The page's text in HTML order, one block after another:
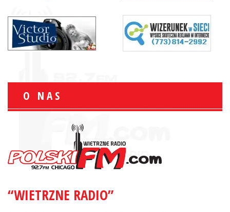
O NAS
“WIETRZNE RADIO”